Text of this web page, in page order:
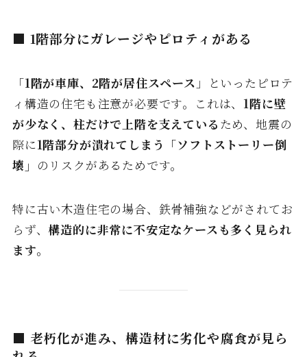
■ 1階部分にガレージやピロティがある
「1階が車庫、2階が居住スペース 」といったピロテ
ィ構造の住宅も注意が必要です。これは、 1階に壁
が少なく、柱だけで上階を支えている ため、地震の
際に1階部分が潰れてしまう「ソフトストーリー倒
壊」 のリスクがあるためです。
特に古い木造住宅の場合、鉄骨補強などがされてお
らず、 構造的に非常に不安定なケースも多く見られ
ます。
■ 老朽化が進み、構造材に劣化や腐食が見ら